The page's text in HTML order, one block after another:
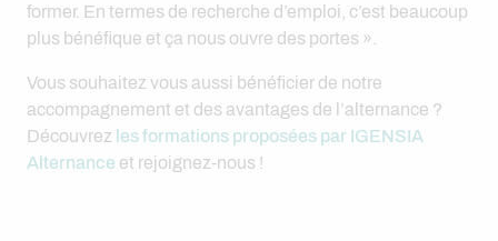
former. En termes de recherche d’emploi, c’est beaucoup
plus bénéfique et ça nous ouvre des portes ».
Vous souhaitez vous aussi bénéficier de notre
accompagnement et des avantages de l’alternance ?
Découvrez les formations proposées par IGENSIA
Alternance et rejoignez-nous !